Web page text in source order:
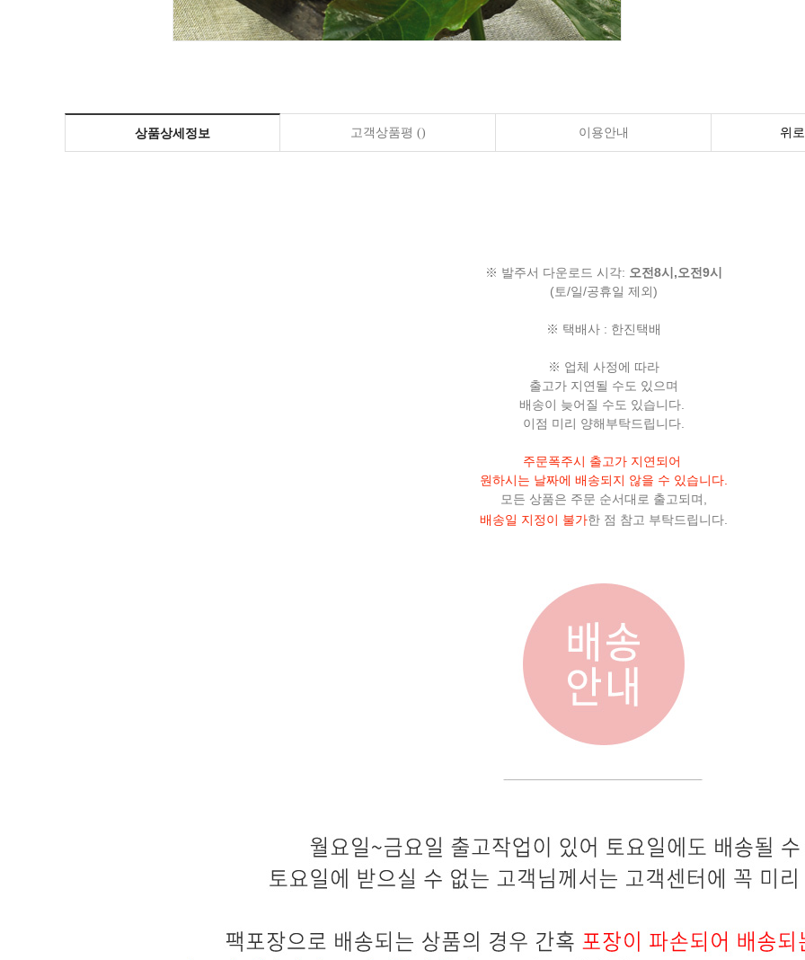
상품상세정보 고객상품평 () 이용안내 위
※ 발주서 다운로드 시각: 오전8시,오전9시
(토/일/공휴일 제외)
※ 택배사 : 한진택배
※ 업체 사정에 따라
출고가 지연될 수도 있으며
배송이 늦어질 수도 있습니다.
이점 미리 양해부탁드립니다.
주문폭주시 출고가 지연되어
원하시는 날짜에 배송되지 않을 수 있습니다.
모든 상품은 주문 순서대로 출고되며,
배송일 지정이 불가한 점 참고 부탁드립니다.